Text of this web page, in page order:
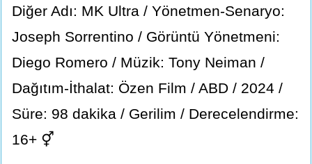
Diğer Adı: MK Ultra / Yönetmen-Senaryo:
Joseph Sorrentino / Görüntü Yönetmeni:
Diego Romero / Müzik: Tony Neiman /
Dağıtım-İthalat: Özen Film / ABD / 2024 /
Süre: 98 dakika / Gerilim / Derecelendirme:
16+ ⚥